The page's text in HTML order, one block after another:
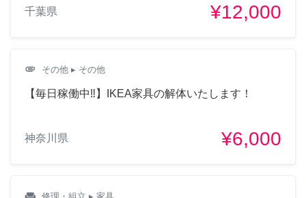
千葉県 ¥12,000
attachment その他 ▸ その他
【毎日稼働中‼︎】IKEA家具の解体いたします！
神奈川県 ¥6,000
weekend